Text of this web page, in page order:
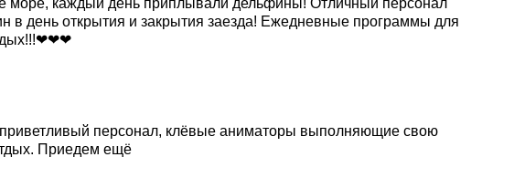
море, каждый день приплывали дельфины! Отличный персонал
в день открытия и закрытия заезда! Ежедневные программы для
приветливый персонал, клёвые аниматоры выполняющие свою
Приедем ещё